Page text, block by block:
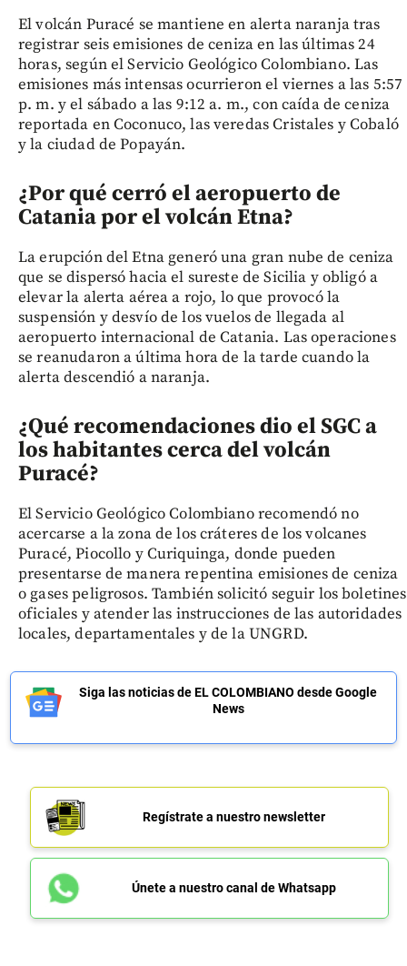
El volcán Puracé se mantiene en alerta naranja tras
registrar seis emisiones de ceniza en las últimas 24
horas, según el Servicio Geológico Colombiano. Las
emisiones más intensas ocurrieron el viernes a las 5:57
p. m. y el sábado a las 9:12 a. m., con caída de ceniza
reportada en Coconuco, las veredas Cristales y Cobaló
y la ciudad de Popayán.
¿Por qué cerró el aeropuerto de
Catania por el volcán Etna?
La erupción del Etna generó una gran nube de ceniza
que se dispersó hacia el sureste de Sicilia y obligó a
elevar la alerta aérea a rojo, lo que provocó la
suspensión y desvío de los vuelos de llegada al
aeropuerto internacional de Catania. Las operaciones
se reanudaron a última hora de la tarde cuando la
alerta descendió a naranja.
¿Qué recomendaciones dio el SGC a
los habitantes cerca del volcán
Puracé?
El Servicio Geológico Colombiano recomendó no
acercarse a la zona de los cráteres de los volcanes
Puracé, Piocollo y Curiquinga, donde pueden
presentarse de manera repentina emisiones de ceniza
o gases peligrosos. También solicitó seguir los boletines
oficiales y atender las instrucciones de las autoridades
locales, departamentales y de la UNGRD.
Siga las noticias de EL COLOMBIANO desde Google
News
Regístrate a nuestro newsletter
Únete a nuestro canal de Whatsapp